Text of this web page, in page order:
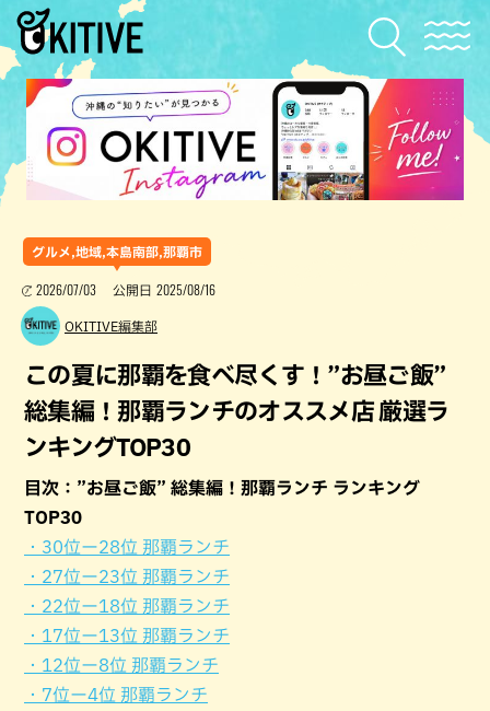
グルメ,地域,本島南部,那覇市
2026/07/03 公開日 2025/08/16
OKITIVE編集部
この夏に那覇を食べ尽くす！”お昼ご飯”
総集編！那覇ランチのオススメ店 厳選ラ
ンキングTOP30
目次：”お昼ご飯” 総集編！那覇ランチ ランキング
TOP30
・30位ー28位 那覇ランチ
・27位ー23位 那覇ランチ
・22位ー18位 那覇ランチ
・17位ー13位 那覇ランチ
・12位ー8位 那覇ランチ
・7位ー4位 那覇ランチ